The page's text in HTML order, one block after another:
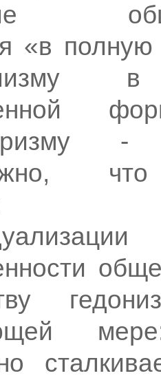
«в полную
-